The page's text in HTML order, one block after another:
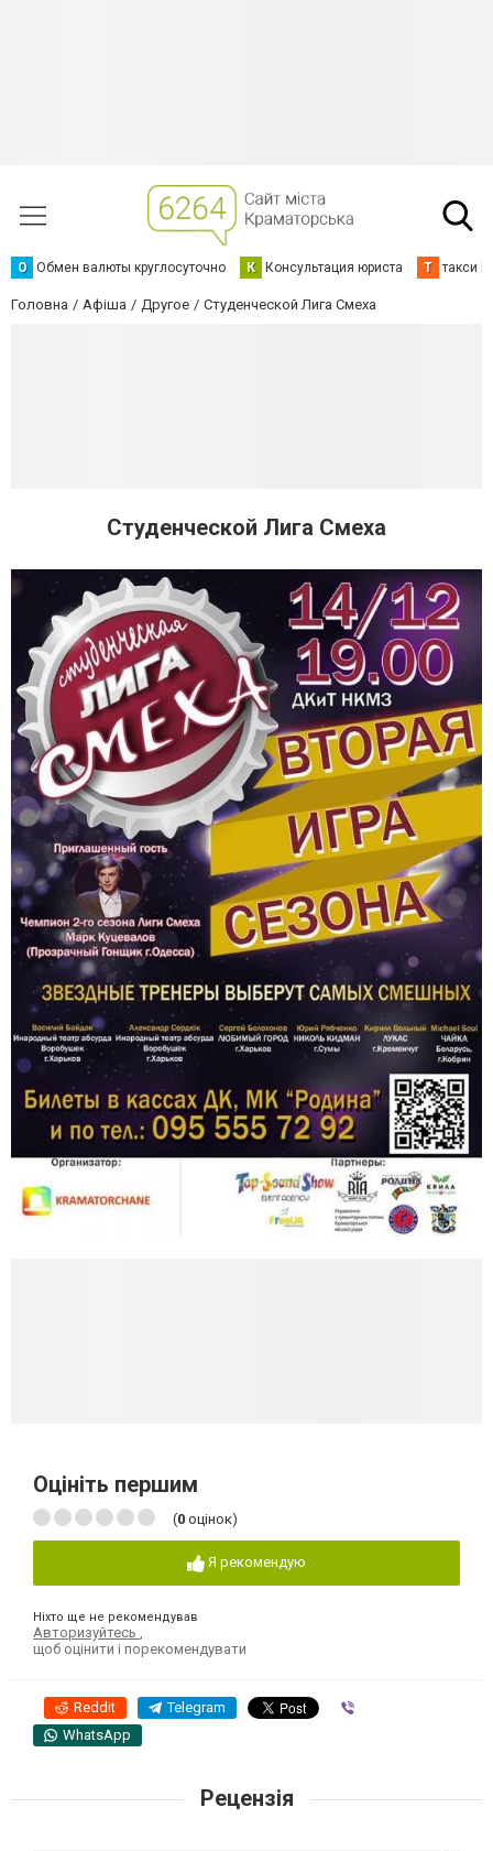
О Обмен валюты круглосуточно К Консультация юриста Т такси
Головна Афіша Другое Студенческой Лига Смеха
Студенческой Лига Смеха
Оцініть першим
(0 оцінок)
Я рекомендую
Ніхто ще не рекомендував
Авторизуйтесь
щоб оцінити і порекомендувати
Reddit Telegram
WhatsApp
Рецензія